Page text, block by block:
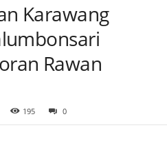
Karawang
Rawan
195 0